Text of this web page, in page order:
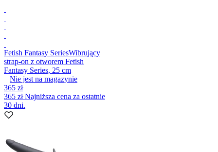
Fetish Fantasy SeriesWibrujący
strap-on z otworem Fetish
Fantasy Series, 25 cm
Nie jest na magazynie
365 zł
365 złNajniższa cena za ostatnie
30 dni.